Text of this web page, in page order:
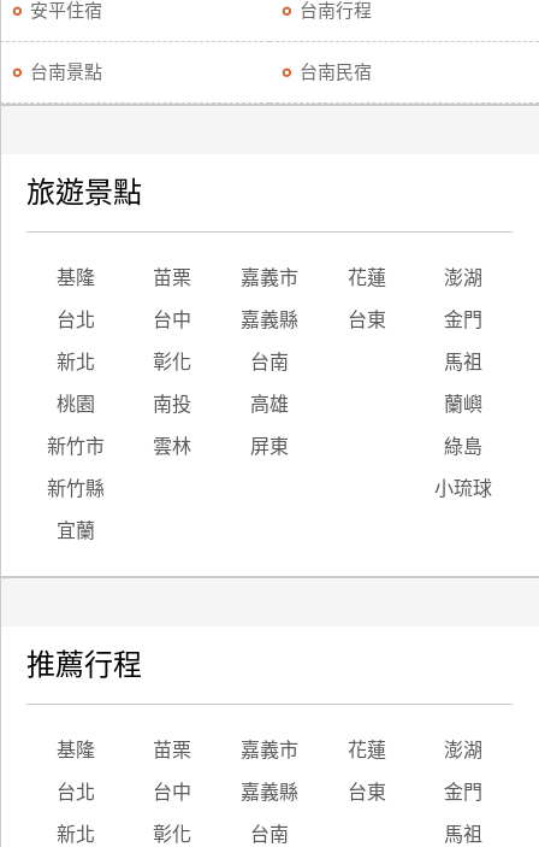
安平住宿 台南行程
台南景點 台南民宿
旅遊景點
基隆 苗栗 嘉義市 花蓮 澎湖
台北 台中 嘉義縣 台東 金門
新北 彰化 台南 馬祖
桃園 南投 高雄 蘭嶼
新竹市 雲林 屏東 綠島
新竹縣 小琉球
宜蘭
推薦行程
基隆 苗栗 嘉義市 花蓮 澎湖
台北 台中 嘉義縣 台東 金門
新北 彰化 台南 馬祖